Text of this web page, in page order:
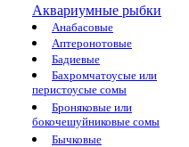
Аквариумные рыбки
Анабасовые
Аптеронотовые
Бадиевые
Бахромчатоусые или
перистоусые сомы
Броняковые или
бокочешуйниковые сомы
Бычковые